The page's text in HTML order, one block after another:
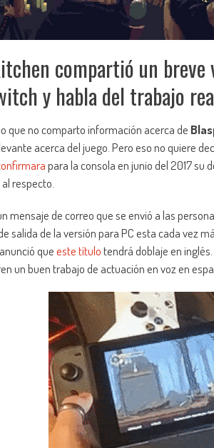
compartió un
y habla del trabajo
que no comparto información acerca de
acerca del juego. Pero eso no quiere
para la consola en junio del 2017 su
respecto.
mensaje de correo que se envió a las
salida de la versión para PC esta cada vez
queeste títulotendrá doblaje en
un buen trabajo de actuación en voz en